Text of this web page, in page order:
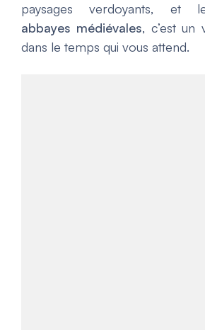
paysages verdoyants, et
abbayes médiévales, c’est un
dans le temps qui vous attend.